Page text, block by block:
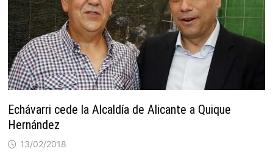
Echávarri cede la Alcaldía de Alicante a Quique
Hernández
13/02/2018